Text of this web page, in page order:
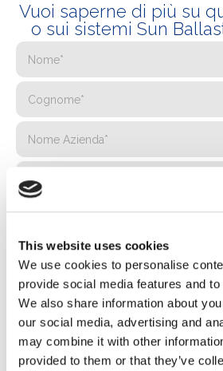
This website uses cookies
We use cookies to personalise
provide social media features and
We also share information about
our social media, advertising and
may combine it with other
provided to them or that they’ve
Vuoi saperne di più su
o sui sistemi Sun